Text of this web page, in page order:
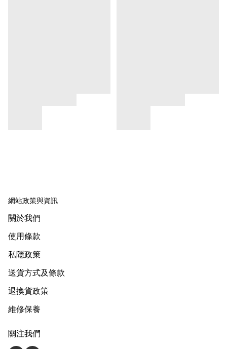
網站政策與資訊
關於我們
使用條款
私隱政策
送貨方式及條款
退換貨政策
維修保養
關注我們